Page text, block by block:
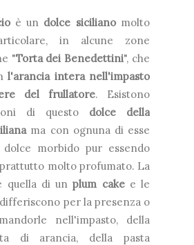
è un dolce sicilianomolto
in alcune zone
"Torta dei Benedettini", che
l'arancia intera nell'impasto
del frullatore. Esistono
di questo dolce della
ma con ognuna di esse
morbido pur essendo
molto profumato. La
quella di unplum cakee le
per la presenza o
nell'impasto, della
di arancia, della pasta